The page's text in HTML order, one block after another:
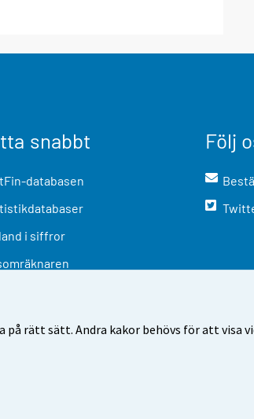
rätt sätt. Andra kakor behövs för att visa
snabbt
databasen
i siffror
Följ